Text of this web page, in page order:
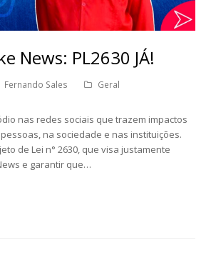
News: PL2630 JÁ!
Fernando Sales
Geral
nas redes sociais que trazem impactos
na sociedade e nas instituições.
de Lei n° 2630, que visa justamente
e garantir que…